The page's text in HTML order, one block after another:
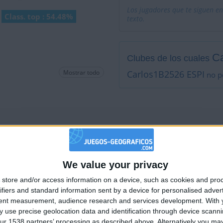
We value your privacy
store and/or access information on a device, such as cookies and
and standard information sent by a device for personalised
measurement, audience research and services development. With
use precise geolocation data and identification through device
1538 partners’ processing as described above. Alternatively you
Class. top : 54.48%
Mostrar todo
Los jugadores que te siguen
texto.
Clubes de los cuales
Carlos1B2526 ESPI no
Está entre los favoritos de
🇺🇸 We noticed you’re visiting from
an English-speaking country
Join our American version now and be among
the firsts to submit your score on our